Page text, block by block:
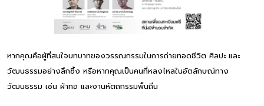
หากคุณคือผู้ที่สนใจบทบาทของวรรณกรรมในการถ่ายทอดชีวิต ศิลปะ และ
วัฒนธรรมอย่างลึกซึ้ง หรือหากคุณเป็นคนที่หลงไหลในอัตลักษณ์ทาง
วัฒนธรรม เช่น ผ้าทอ และงานหัตถกรรมพื้นถิ่น